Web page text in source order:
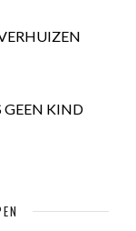
GEEN KIND